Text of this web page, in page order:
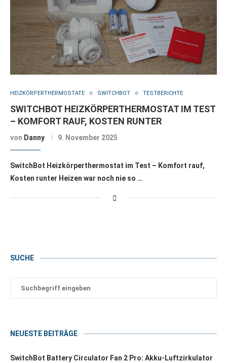
HEIZKÖRPERTHERMOSTATE SWITCHBOT TESTBERICHTE
SWITCHBOT HEIZKÖRPERTHERMOSTAT IM TEST
– KOMFORT RAUF, KOSTEN RUNTER
von Danny 9. November 2025
SwitchBot Heizkörperthermostat im Test – Komfort rauf,
Kosten runter Heizen war noch nie so …
SUCHE
NEUESTE BEITRÄGE
SwitchBot Battery Circulator Fan 2 Pro: Akku-Luftzirkulator